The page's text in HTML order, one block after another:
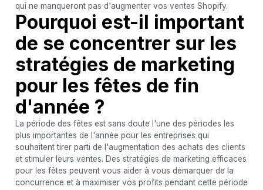
qui ne manqueront pas d'augmenter vos ventes Shopify.
Pourquoi est-il important
de se concentrer sur les
stratégies de marketing
pour les fêtes de fin
d'année ?
La période des fêtes est sans doute l'une des périodes les
plus importantes de l'année pour les entreprises qui
souhaitent tirer parti de l'augmentation des achats des clients
et stimuler leurs ventes. Des stratégies de marketing efficaces
pour les fêtes peuvent vous aider à vous démarquer de la
concurrence et à maximiser vos profits pendant cette période